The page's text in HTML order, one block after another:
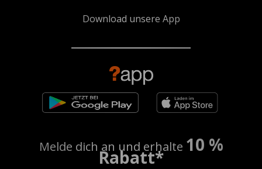
Download unsere App
Melde dich an und erhalte 10 %
Rabatt*